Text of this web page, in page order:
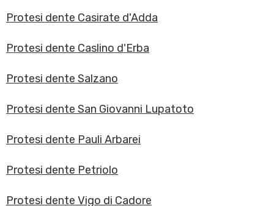
Protesi dente Casirate d'Adda
Protesi dente Caslino d'Erba
Protesi dente Salzano
Protesi dente San Giovanni Lupatoto
Protesi dente Pauli Arbarei
Protesi dente Petriolo
Protesi dente Vigo di Cadore